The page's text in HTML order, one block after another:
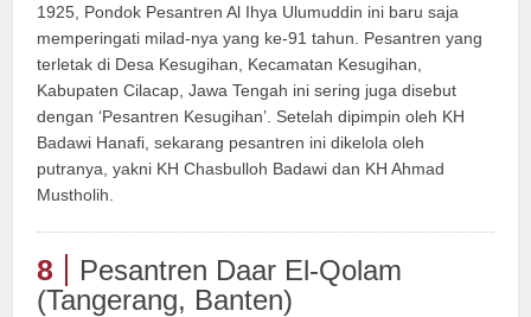
1925, Pondok Pesantren Al Ihya Ulumuddin ini baru saja
memperingati milad-nya yang ke-91 tahun. Pesantren yang
terletak di Desa Kesugihan, Kecamatan Kesugihan,
Kabupaten Cilacap, Jawa Tengah ini sering juga disebut
dengan ‘Pesantren Kesugihan’. Setelah dipimpin oleh KH
Badawi Hanafi, sekarang pesantren ini dikelola oleh
putranya, yakni KH Chasbulloh Badawi dan KH Ahmad
Mustholih.
8
Pesantren Daar El-Qolam
(Tangerang, Banten)